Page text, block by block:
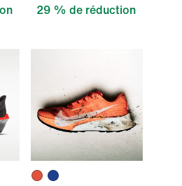
29 % de réduction